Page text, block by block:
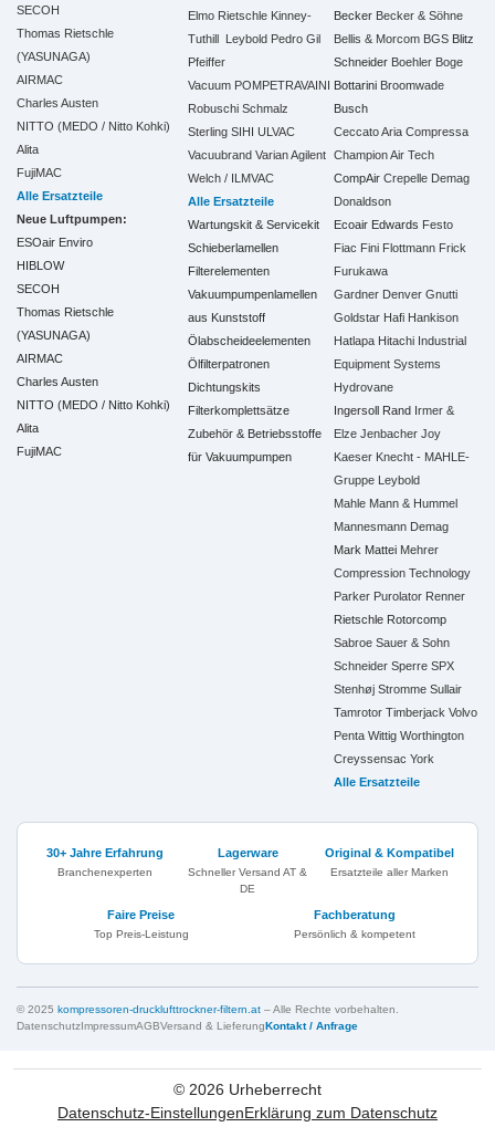
SECOH
Thomas Rietschle
(YASUNAGA)
AIRMAC
Charles Austen
NITTO (MEDO / Nitto Kohki)
Alita
FujiMAC
Alle Ersatzteile
Neue Luftpumpen:
ESOair Enviro
HIBLOW
SECOH
Thomas Rietschle
(YASUNAGA)
AIRMAC
Charles Austen
NITTO (MEDO / Nitto Kohki)
Alita
FujiMAC
Elmo Rietschle Kinney-
Tuthill Leybold Pedro Gil
Pfeiffer
Vacuum POMPETRAVAINI
Robuschi Schmalz
Sterling SIHI ULVAC
Vacuubrand Varian Agilent
Welch / ILMVAC
Alle Ersatzteile
Wartungskit & Servicekit
Schieberlamellen
Filterelementen
Vakuumpumpenlamellen
aus Kunststoff
Ölabscheideelementen
Ölfilterpatronen
Dichtungskits
Filterkomplettsätze
Zubehör & Betriebsstoffe
für Vakuumpumpen
Becker Becker & Söhne
Bellis & Morcom BGS Blitz
Schneider Boehler Boge
Bottarini Broomwade
Busch
Ceccato Aria Compressa
Champion Air Tech
CompAir Crepelle Demag
Donaldson
Ecoair Edwards Festo
Fiac Fini Flottmann Frick
Furukawa
Gardner Denver Gnutti
Goldstar Hafi Hankison
Hatlapa Hitachi Industrial
Equipment Systems
Hydrovane
Ingersoll Rand Irmer &
Elze Jenbacher Joy
Kaeser Knecht - MAHLE-
Gruppe Leybold
Mahle Mann & Hummel
Mannesmann Demag
Mark Mattei Mehrer
Compression Technology
Parker Purolator Renner
Rietschle Rotorcomp
Sabroe Sauer & Sohn
Schneider Sperre SPX
Stenhøj Stromme Sullair
Tamrotor Timberjack Volvo
Penta Wittig Worthington
Creyssensac York
Alle Ersatzteile
30+ Jahre Erfahrung
Branchenexperten
Lagerware
Schneller Versand AT &
DE
Original & Kompatibel
Ersatzteile aller Marken
Faire Preise
Top Preis-Leistung
Fachberatung
Persönlich & kompetent
© 2025 kompressoren-drucklufttrockner-filtern.at – Alle Rechte vorbehalten.
DatenschutzImpressumAGBVersand & LieferungKontakt / Anfrage
© 2026 Urheberrecht
Datenschutz-EinstellungenErklärung zum Datenschutz